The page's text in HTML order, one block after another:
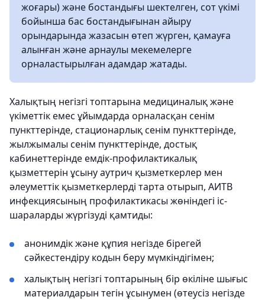
жоғары) және бостандығы шектелген, сот үкімі
бойынша бас бостандығынан айыру
орындарында жазасын өтеп жүрген, қамауға
алынған және арнаулы мекемелерге
орналастырылған адамдар жатады.
Халықтың негізгі топтарына медициналық және
үкіметтік емес ұйымдарда орналасқан сенім
пункттерінде, стационарлық сенім пункттерінде,
жылжымалы сенім пункттерінде, достық
кабинеттерінде емдік-профилактикалық
қызметтерін ұсыну аутрич қызметкерлер мен
әлеуметтік қызметкерлерді тарта отырып, АИТВ
инфекциясының профилактикасы жөніндегі іс-
шараларды жүргізуді қамтиды:
анонимдік және құпия негізде бірегей
сәйкестендіру кодын беру мүмкіндігімен;
халықтың негізгі топтарының бір өкіліне шығыс
материалдарын тегін ұсынумен (өтеусіз негізде